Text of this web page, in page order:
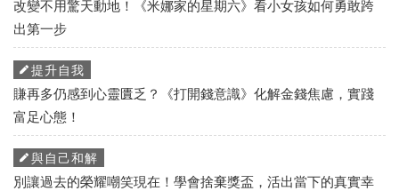
改變不用驚天動地！《米娜家的星期六》看小女孩如何勇敢跨
出第一步
提升自我
賺再多仍感到心靈匱乏？《打開錢意識》化解金錢焦慮，實踐
富足心態！
與自己和解
別讓過去的榮耀嘲笑現在！學會捨棄獎盃，活出當下的真實幸